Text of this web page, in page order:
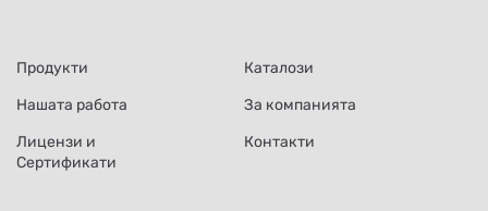
Продукти
Каталози
Нашата работа
За компанията
Лицензи и
Сертификати
Контакти